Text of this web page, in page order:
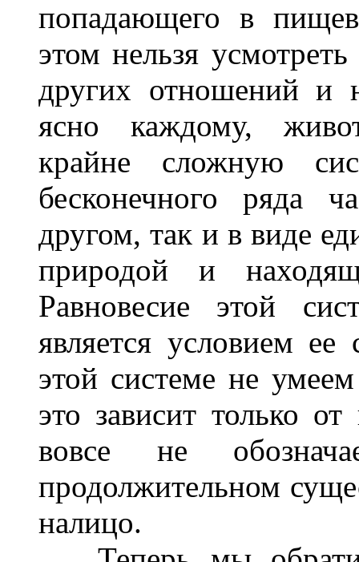
попадающего в
этом нельзя
других отношений и
ясно каждому,
крайне сложную
бесконечного ряда
другом, так и в виде
природой и
Равновесие этой
является условием
этой системе не
это зависит только
вовсе не
продолжительном
налицо.